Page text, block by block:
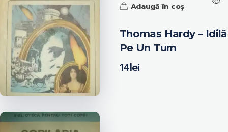
Thomas Hardy – Idilă
Pe Un Turn
14lei
Adaugă în coș